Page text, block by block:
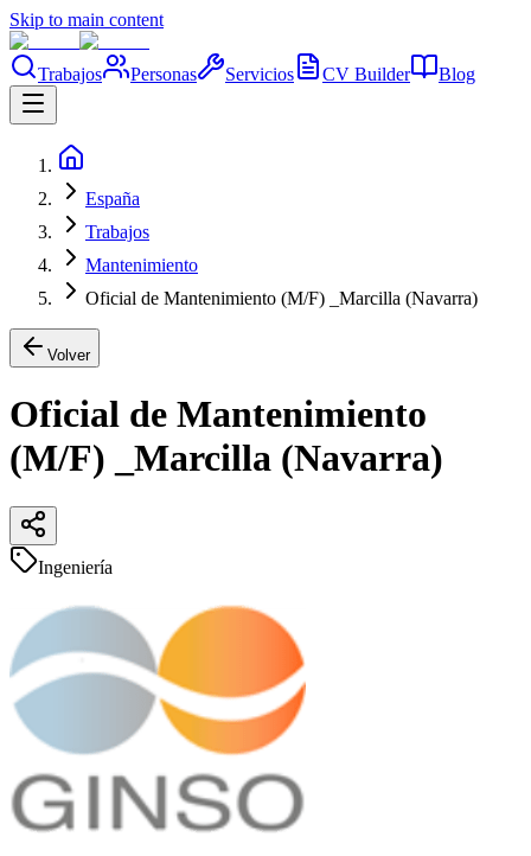
Skip to main content
Trabajos Personas Servicios CV Builder Blog
España
Trabajos
Mantenimiento
Oficial de Mantenimiento (M/F) _Marcilla (Navarra)
Volver
Oficial de Mantenimiento
(M/F) _Marcilla (Navarra)
Ingeniería